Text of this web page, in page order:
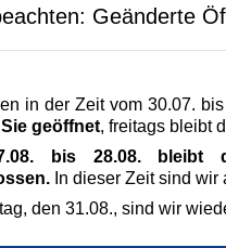
Geänderte
in der Zeit vom 30.07.
geöffnet, freitags bleibt
bis 28.08. bleibt
In dieser Zeit sind wir
den 31.08., sind wir